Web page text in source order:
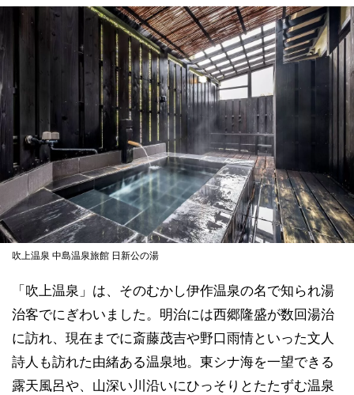
吹上温泉 中島温泉旅館 日新公の湯
「吹上温泉」は、そのむかし伊作温泉の名で知られ湯
治客でにぎわいました。明治には西郷隆盛が数回湯治
に訪れ、現在までに斎藤茂吉や野口雨情といった文人
詩人も訪れた由緒ある温泉地。東シナ海を一望できる
露天風呂や、山深い川沿いにひっそりとたたずむ温泉